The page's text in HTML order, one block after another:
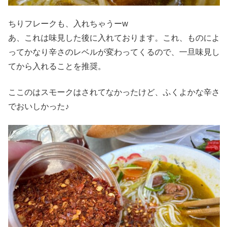
ちりフレークも、入れちゃうーw
あ、これは味見した後に入れております。これ、ものによ
ってかなり辛さのレベルが変わってくるので、一旦味見し
てから入れることを推奨。
ここのはスモークはされてなかったけど、ふくよかな辛さ
でおいしかった♪